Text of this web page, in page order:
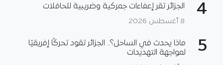
4 الجزائر تقر إعفاءات جمركية وضريبية للحافلات
8 أغسطس 2026
5
ماذا يحدث في الساحل؟.. الجزائر تقود تحركًا إفريقيًا
لمواجهة التهديدات